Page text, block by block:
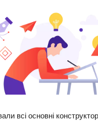
всі основні